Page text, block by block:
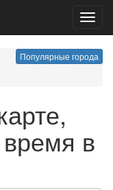
Популярные города
в